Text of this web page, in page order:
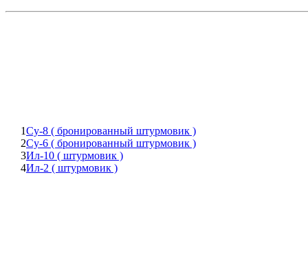
1Су-8 ( бронированный штурмовик )
2Су-6 ( бронированный штурмовик )
3Ил-10 ( штурмовик )
4Ил-2 ( штурмовик )